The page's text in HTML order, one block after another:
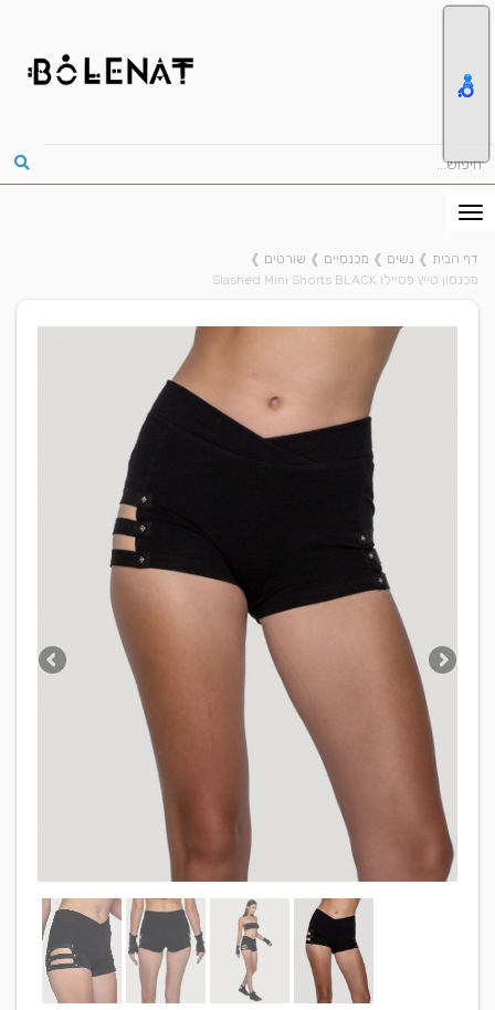
דף הבית ❱ נשים ❱ מכנסיים ❱ שורטים ❱
מכנסון טייץ פסיילו Slashed Mini Shorts BLACK